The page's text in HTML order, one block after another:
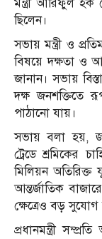
মন্ত্রীআরিফুল হক
ছিলেন।
সভায় মন্ত্রী ও
বিষয়ে দক্ষতা ও
জানান। সভায়
দক্ষ জনশক্তিতে
পাঠানো যায়।
সভায় বলা হয়,
ট্রেডে শ্রমিকের
মিলিয়ন অতিরিক্ত
আন্তর্জাতিক
ক্ষেত্রেও বড় সুযোগ
প্রধানমন্ত্রী